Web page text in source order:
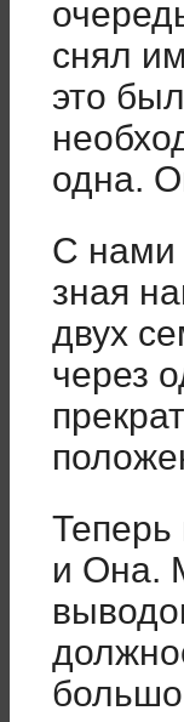
снял
это
одна.
С нами
зная
двух
через
Теперь
и Она.